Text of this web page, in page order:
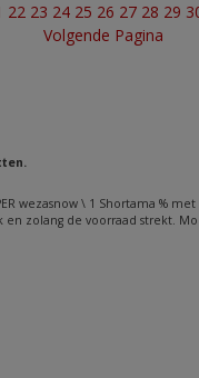
22 23 24 25 26 27 28 29
Volgende Pagina
wezasnow \ 1 Shortama %
zolang de voorraad strekt.